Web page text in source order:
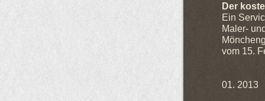
Der
Ein
Maler-
vom 15.
01. 2013